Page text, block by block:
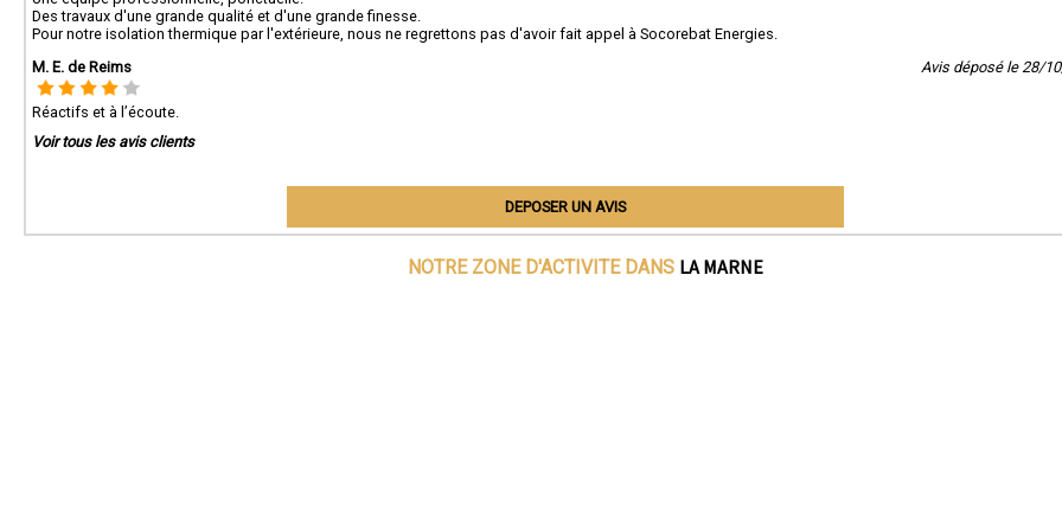
Des travaux d'une grande qualité et d'une grande finesse.
Pour notre isolation thermique par l'extérieure, nous ne regrettons pas d'avoir fait appel à Socorebat Energies.
M. E. de Reims
Avis déposé le 28/
Réactifs et à l’écoute.
Voir tous les avis clients
DEPOSER UN AVIS
NOTRE ZONE D'ACTIVITE DANS LA MARNE